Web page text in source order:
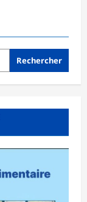
Rechercher